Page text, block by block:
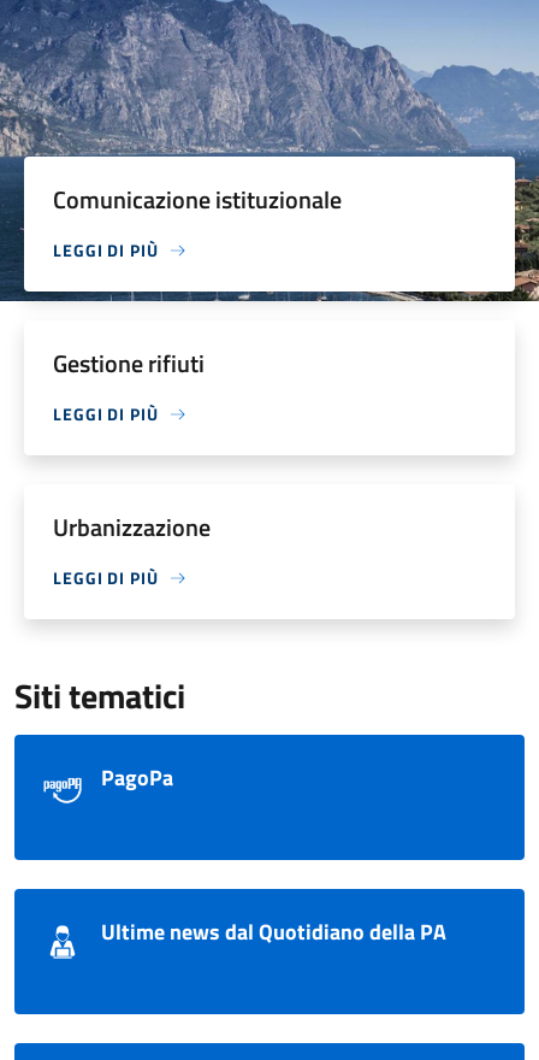
Comunicazione istituzionale
LEGGI DI PIÙ
Gestione rifiuti
LEGGI DI PIÙ
Urbanizzazione
LEGGI DI PIÙ
Siti tematici
PagoPa
Ultime news dal Quotidiano della PA